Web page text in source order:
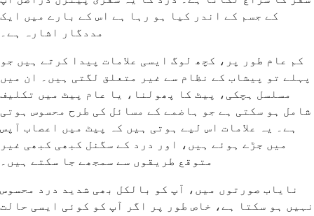
کے جسم کے اندر کیا ہو رہا ہے اس کے بارے میں ایک
مددگار اشارہ ہے۔
کم عام طور پر، کچھ لوگ ایسی علامات پیدا کرتے ہیں جو
پہلے تو پیشاب کے نظام سے غیر متعلق لگتی ہیں۔ ان میں
مسلسل ہچکی، پیٹ کا پھولنا، یا عام پیٹ میں تکلیف
شامل ہو سکتی ہے جو ہاضمے کے مسائل کی طرح محسوس ہوتی
ہے۔ یہ علامات اس لیے ہوتی ہیں کہ پیٹ میں اعصاب آپس
میں جڑے ہوئے ہیں، اور درد کے سگنل کبھی کبھی غیر
متوقع طریقوں سے سمجھے جا سکتے ہیں۔
نایاب صورتوں میں، آپ کو بالکل بھی شدید درد محسوس
نہیں ہو سکتا ہے، خاص طور پر اگر آپ کو کوئی ایسی حالت